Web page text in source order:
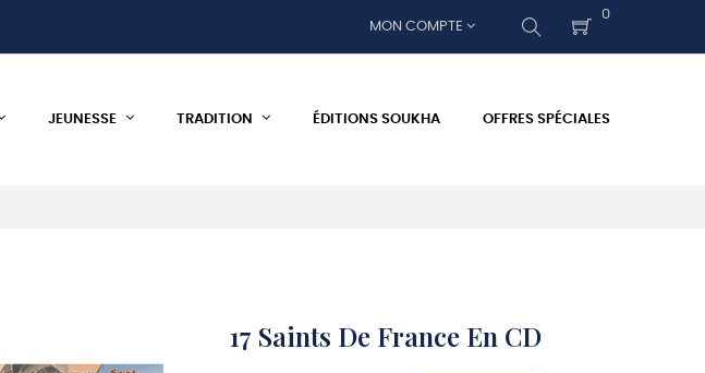
MON COMPTE
0
JEUNESSE TRADITION ÉDITIONS SOUKHA OFFRES SPÉCIALES
17 Saints De France En CD